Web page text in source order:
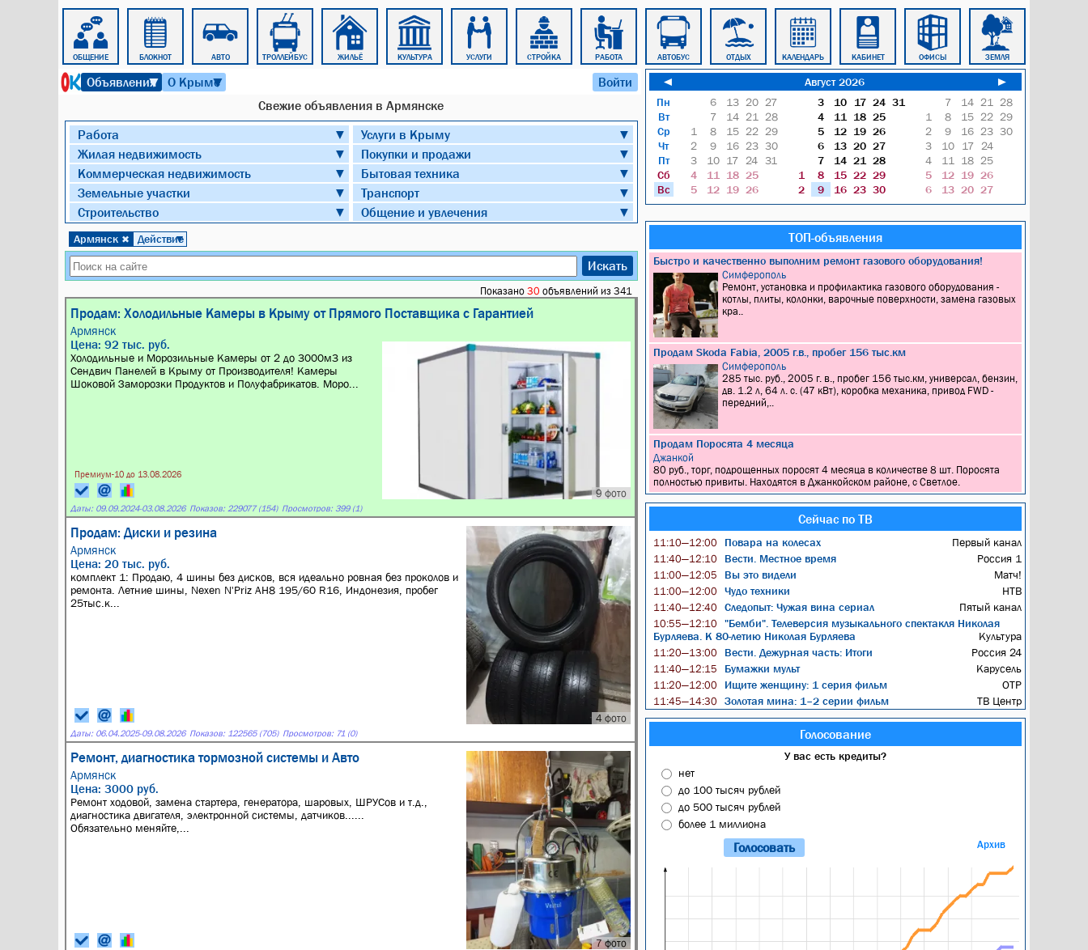
ОБЩЕНИЕ БЛОКНОТ АВТО ТРОЛЛЕЙБУС ЖИЛЬЁ КУЛЬТУРА УСЛУГИ СТРОЙКА РАБОТА АВТОБУС ОТДЫХ КАЛЕНДАРЬ КАБИНЕТ ОФИСЫ ЗЕМЛЯ
Объявления
▼ О Крыме
▼ Войти
Cвежие объявления в Армянске
Работа
▼
Жилая недвижимость ▼
Коммерческая недвижимость ▼
Земельные участки ▼
Строительство ▼
Услуги в Крыму ▼
Покупки и продажи ▼
Бытовая техника ▼
Транспорт ▼
Общение и увлечения
▼
Армянск ✖ Действие
▼
Искать
Показано 30 объявлений из 341
Продам: Холодильные Камеры в Крыму от Прямого Поставщика с Гарантией
Армянск
9 фото
Цена: 92 тыс. руб.
Холодильные и Морозильные Камеры от 2 до 3000м3 из
Сендвич Панелей в Крыму от Производителя! Камеры
Шоковой Заморозки Продуктов и Полуфабрикатов. Моро...
Премиум-10 до 13.08.2026
Даты: 09.09.2024-03.08.2026 Показов: 229077 (154) Просмотров: 399 (1)
Продам: Диски и резина
Армянск
4 фото
Цена: 20 тыс. руб.
комплект 1: Продаю, 4 шины без дисков, вся идеально ровная без проколов и
ремонта. Летние шины, Nexen N'Priz AH8 195/60 R16, Индонезия, пробег
25тыс.к...
Даты: 06.04.2025-09.08.2026 Показов: 122565 (705) Просмотров: 71 (0)
Ремонт, диагностика тормозной системы и Авто
Армянск
7 фото
Цена: 3000 руб.
Ремонт ходовой, замена стартера, генератора, шаровых, ШРУСов и т.д.,
диагностика двигателя, электронной системы, датчиков......
Обязательно меняйте,...
◄ Август 2026
►
Пн
Вт
Ср
Чт
Пт
Сб
Вс
6 13 20 27
7
14 21
28
1
8 15 22 29
2
9 16 23 30
3
10 17 24 31
4
11 18 25
5
12 19 26
3 10 17 24 31
4
11 18 25
5
12 19 26
6
13 20 27
7
14 21
28
1
8 15 22 29
2
9 16 23 30
7 14 21
28
1
8 15 22 29
2
9 16 23 30
3
10 17
24
4
11 18 25
5
12 19 26
6
13 20 27
ТОП-объявления
Быстро и качественно выполним ремонт газового оборудования!
Симферополь
Ремонт, установка и профилактика газового оборудования -
котлы, плиты, колонки, варочные поверхности, замена газовых
кра..
Продам Skoda Fabia, 2005 г.в., пробег 156 тыс.км
Симферополь
285 тыс. руб., 2005 г. в., пробег 156 тыс.км, универсал, бензин,
дв. 1.2 л, 64 л. с. (47 кВт), коробка механика, привод FWD -
передний,..
Продам Поросята 4 месяца
Джанкой
80 руб., торг, подрощенных поросят 4 месяца в количестве 8 шт. Поросята
полностью привиты. Находятся в Джанкойском районе, с Светлое.
Сейчас по ТВ
11:10—12:00 Повара на колесах Первый канал
11:40—12:10 Вести. Местное время Россия 1
11:00—12:05 Вы это видели Матч!
11:00—12:00 Чудо техники НТВ
11:40—12:40 Следопыт: Чужая вина сериал Пятый канал
10:55—12:10
"Бемби". Телеверсия музыкального спектакля Николая
Бурляева. К 80-летию Николая Бурляева
Культура
11:20—13:00 Вести. Дежурная часть: Итоги Россия 24
11:40—12:15 Бумажки мульт Карусель
11:20—12:00 Ищите женщину: 1 серия фильм ОТР
11:45—14:30 Золотая мина: 1–2 серии фильм ТВ Центр
Голосование
У вас есть кредиты?
нет
до 100 тысяч рублей
до 500 тысяч рублей
более 1 миллиона
Архив